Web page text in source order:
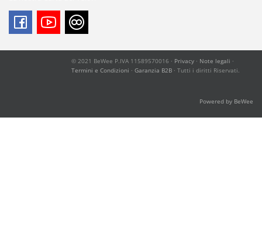
© 2021 BeWee P.IVA 11589570016 · Privacy · Note legali ·
Termini e Condizioni · Garanzia B2B · Tutti i diritti Riservati.
Powered by BeWee